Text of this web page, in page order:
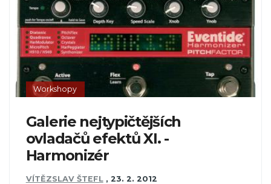
Workshopy
Galerie nejtypičtějších
ovladačů efektů XI. -
Harmonizér
VÍTĚZSLAV ŠTEFL , 23. 2. 2012